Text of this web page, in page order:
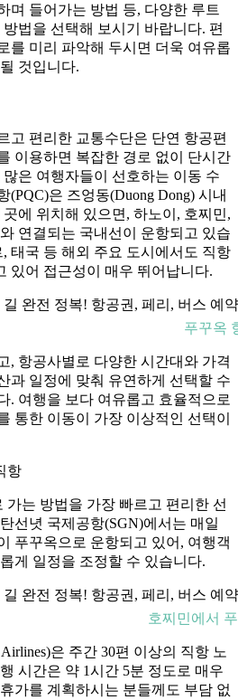
며 들어가는 방법 등, 다양한 루트
법을 선택해 보시기 바랍니다. 편
를 미리 파악해 두시면 더욱 여유롭
것입니다.
고 편리한 교통수단은 단연 항공편
이용하면 복잡한 경로 없이 단시간
은 여행자들이 선호하는 이동 수
(PQC)은 즈엉동(Duong Dong) 시내
에 위치해 있으면, 하노이, 호찌민,
연결되는 국내선이 운항되고 있습
태국 등 해외 주요 도시에서도 직항
있어 접근성이 매우 뛰어납니다.
푸꾸옥
, 항공사별로 다양한 시간대와 가격
과 일정에 맞춰 유연하게 선택할 수
. 여행을 보다 여유롭고 효율적으로
통한 이동이 가장 이상적인 선택이
항
는 방법을 가장 빠르고 편리한 선
선녓 국제공항(SGN)에서는 매일
푸꾸옥으로 운항되고 있어, 여행객
게 일정을 조정할 수 있습니다.
호찌민에서
은 주간 30편 이상의 직항 노
시간은 약 1시간 5분 정도로 매우
가를 계획하시는 분들께도 부담 없